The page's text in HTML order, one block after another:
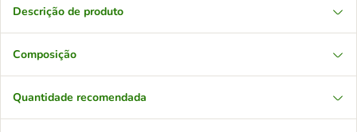
Descrição de produto
Composição
Quantidade recomendada